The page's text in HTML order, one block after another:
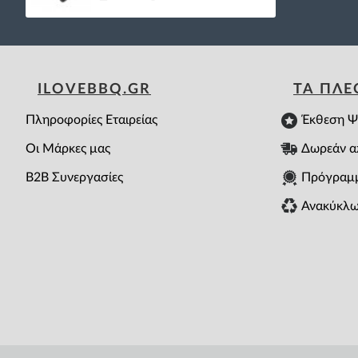
ILOVEBBQ.GR
Πληροφορίες Εταιρείας
Οι Μάρκες μας
B2B Συνεργασίες
ΤΑ
Έκθεση
Δωρεάν